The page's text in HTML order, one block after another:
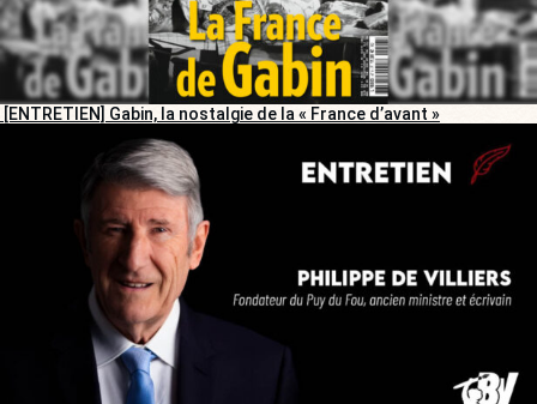
[ENTRETIEN] Gabin, la nostalgie de la « France d’avant »